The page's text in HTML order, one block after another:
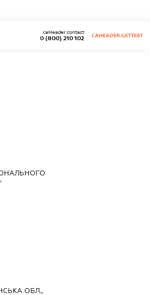
0 (800) 210 102
caHeader.contact
CAHEADER.GETTEST
ОБЛ.,